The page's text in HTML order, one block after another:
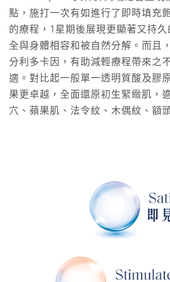
點，施打一次有如進行了即時填充
的療程，1星期後展現更顯著又持
全與身體相容和被自然分解。而且
分利多卡因，有助減輕療程帶來之
適。對比起一般單一透明質酸及膠
果更卓越，全面還原初生緊緻肌，
穴、蘋果肌、法令紋、木偶紋、額